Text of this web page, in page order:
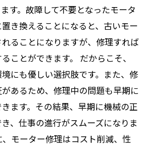
す。故障して不要となったモータ
き換えることになると、古いモー
ることになりますが、修理すれば
ことができます。 だからこそ、
にも優しい選択肢です。また、修
あるため、修理中の問題も早期に
ます。その結果、早期に機械の正
、仕事の進行がスムーズになりま
、モーター修理はコスト削減、性